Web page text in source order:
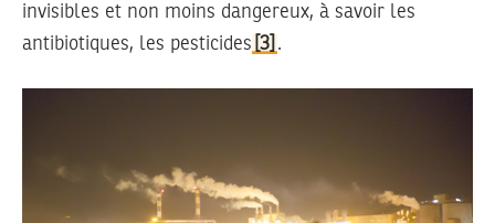
invisibles et non moins dangereux, à savoir les
antibiotiques, les pesticides [3] .